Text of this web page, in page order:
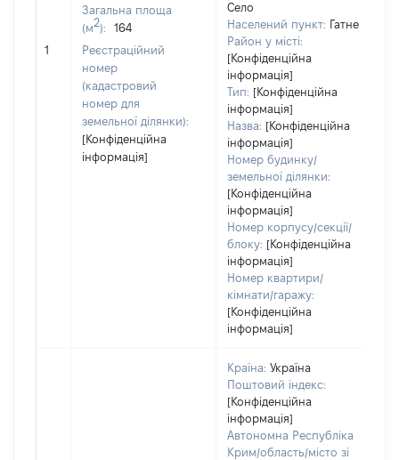
1
Загальна площа
(м2):
164
Реєстраційний
номер
(кадастровий
номер для
земельної ділянки):
[Конфіденційна
інформація]
Село
Населений пункт: Гатне
Район у місті:
[Конфіденційна
інформація]
Тип: [Конфіденційна
інформація]
Назва: [Конфіденційна
інформація]
Номер будинку/
земельної ділянки:
[Конфіденційна
інформація]
Номер корпусу/секції/
блоку: [Конфіденційна
інформація]
Номер квартири/
кімнати/гаражу:
[Конфіденційна
інформація]
Країна: Україна
Поштовий індекс:
[Конфіденційна
інформація]
Автономна Республіка
Крим/область/місто зі